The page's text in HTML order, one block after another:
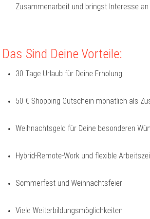
Zusammenarbeit und bringst Interesse
Das Sind Deine Vorteile:
30 Tage Urlaub für Deine Erholung
50 € Shopping Gutschein monatlich als
Weihnachtsgeld für Deine besonderen
Hybrid-Remote-Work und flexible
Sommerfest und Weihnachtsfeier
Viele Weiterbildungsmöglichkeiten